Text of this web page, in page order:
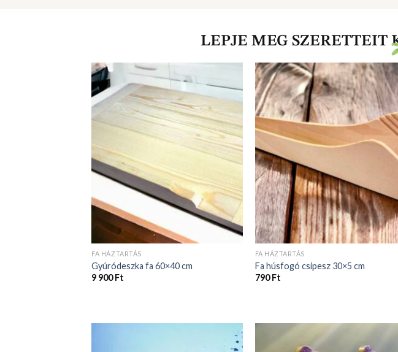
Gyúródeszka fa 60×40 cm
9 900Ft
FA HÁZTARTÁS
Fa húsfogó csipesz 30×5 cm
790Ft